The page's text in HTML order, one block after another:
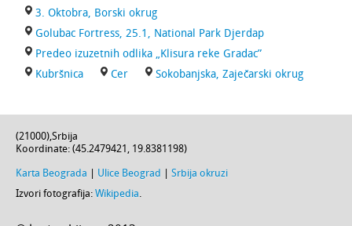
3. Oktobra, Borski okrug
Golubac Fortress, 25.1, National Park Djerdap
Predeo izuzetnih odlika „Klisura reke Gradac”
Kubršnica
Cer Sokobanjska, Zaječarski okrug
(21000),Srbija
Koordinate: (45.2479421 , 19.8381198)
Karta Beograda Ulice Beograd
Srbija okruzi
Izvori fotografija: Wikipedia.